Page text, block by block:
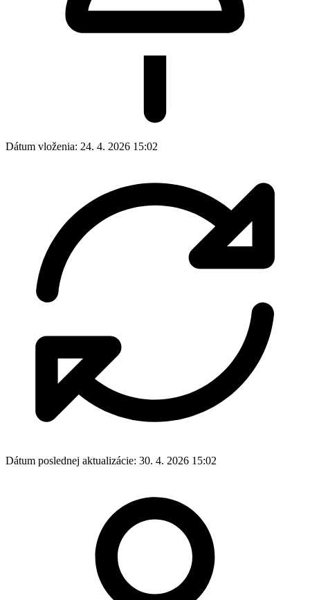
Dátum vloženia: 24. 4. 2026 15:02
Dátum poslednej aktualizácie: 30. 4. 2026 15:02